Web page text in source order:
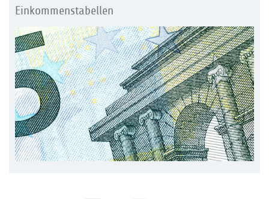
Einkommenstabellen